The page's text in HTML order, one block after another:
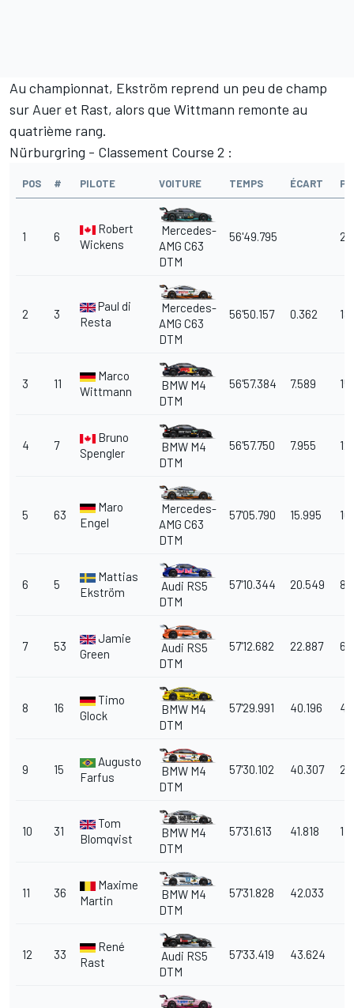
Au championnat, Ekström reprend un peu de champ
sur Auer et Rast, alors que Wittmann remonte au
quatrième rang.
Nürburgring - Classement Course 2 :
POS # PILOTE VOITURE TEMPS ÉCART
1 6
Robert
Wickens
Mercedes-
AMG C63
DTM
56'49.795 25
2 3
Paul di
Resta
Mercedes-
AMG C63
DTM
56'50.157 0.362 18
3 11
Marco
Wittmann
BMW M4
DTM
56'57.384 7.589 15
4 7
Bruno
Spengler
BMW M4
DTM
56'57.750 7.955 12
5 63
Maro
Engel
Mercedes-
AMG C63
DTM
57'05.790 15.995 10
6 5
Mattias
Ekström
Audi RS5
DTM
57'10.344 20.549 8
7 53
Jamie
Green
Audi RS5
DTM
57'12.682 22.887 6
8 16
Timo
Glock
BMW M4
DTM
57'29.991 40.196 4
9 15
Augusto
Farfus
BMW M4
DTM
57'30.102 40.307 2
10 31
Tom
Blomqvist
BMW M4
DTM
57'31.613 41.818 1
11 36
Maxime
Martin
BMW M4
DTM
57'31.828 42.033
12 33
René
Rast
Audi RS5
DTM
57'33.419 43.624